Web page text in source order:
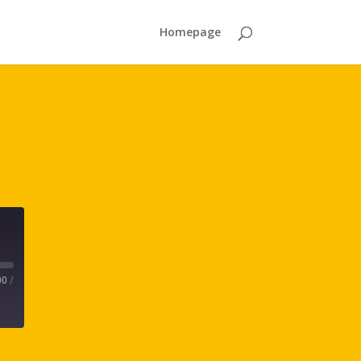
Homepage
/